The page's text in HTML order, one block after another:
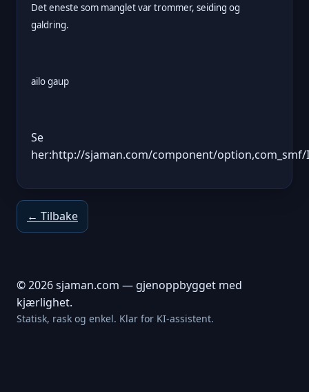
Det eneste som manglet var trommer, seiding og
galdring.
ailo gaup
Se
her:http://sjaman.com/component/
← Tilbake
© 2026 sjaman.com — gjenoppbygget med
kjærlighet.
Statisk, rask og enkel. Klar for KI-assistent.